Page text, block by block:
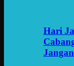
Hari